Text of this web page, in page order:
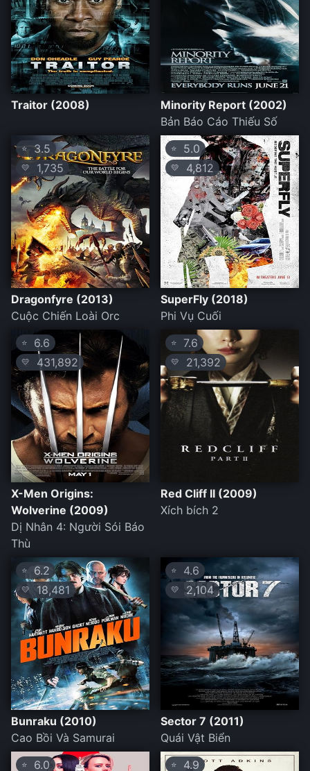
Traitor (2008)
Minority Report (2002)
Bản Báo Cáo Thiếu Số
⭐3.5
💛 1,735
Dragonfyre (2013)
Cuộc Chiến Loài Orc
⭐ 5.0
💛 4,812
SuperFly (2018)
Phi Vụ Cuối
⭐ 6.6
💛 431,892
X-Men Origins:
Wolverine (2009)
Dị Nhân 4: Người Sói Báo
Thù
⭐ 7.6
💛 21,392
Red Cliff II (2009)
Xích bích 2
⭐ 6.2
💛 18,481
Bunraku (2010)
Cao Bồi Và Samurai
⭐ 4.6
💛 2,104
Sector 7 (2011)
Quái Vật Biển
⭐ 6.0 ⭐ 4.9